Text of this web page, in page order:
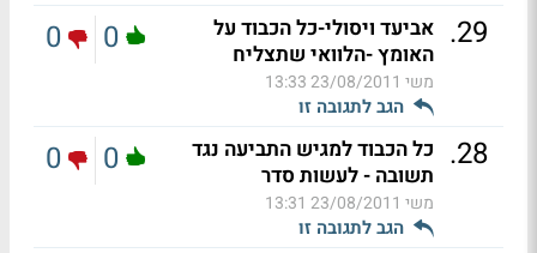
29
. אביעד ויסולי-כל הכבוד על
האומץ -הלוואי שתצליח
משי 23/08/2011 13:33
הגב לתגובה זו
0
0
28
. כל הכבוד למגיש התביעה נגד
תשובה - לעשות סדר
משי 23/08/2011 13:31
הגב לתגובה זו
0
0